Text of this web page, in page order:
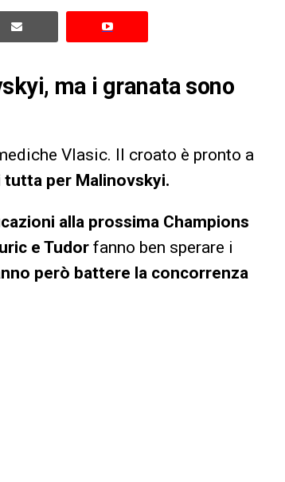
ma i granata sono
Vlasic. Il croato è pronto a
tutta per Malinovskyi.
alla prossima Champions
e Tudor fanno ben sperare i
però battere la concorrenza